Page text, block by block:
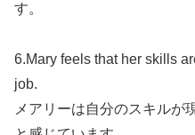
す。
6.Mary feels that her skills
job.
メアリーは自分のスキルが